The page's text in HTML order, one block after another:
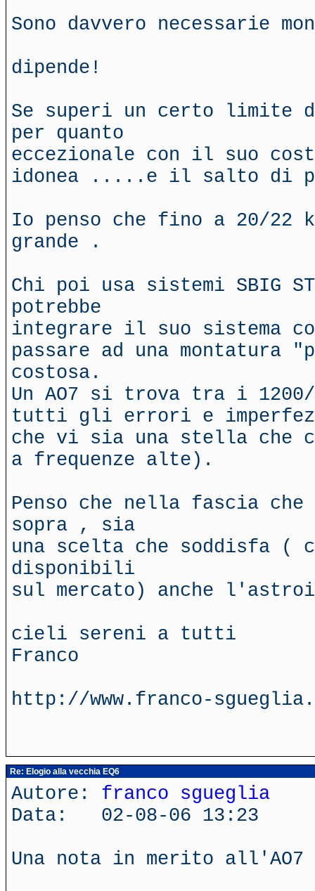
Sono davvero necessarie
dipende!
Se superi un certo limite
per quanto
eccezionale con il suo
idonea .....e il salto di
Io penso che fino a 20/
grande .
Chi poi usa sistemi SBIG
potrebbe
integrare il suo sistema
passare ad una montatura
costosa.
Un AO7 si trova tra i 1200/
tutti gli errori e
che vi sia una stella che
a frequenze alte).
Penso che nella fascia
sopra , sia
una scelta che soddisfa (
disponibili
sul mercato) anche
cieli sereni a tutti
Franco
http://www.franco-
Re: Elogio alla vecchia EQ6
Autore: franco sgueglia
Data: 02-08-06 13:23
Una nota in merito